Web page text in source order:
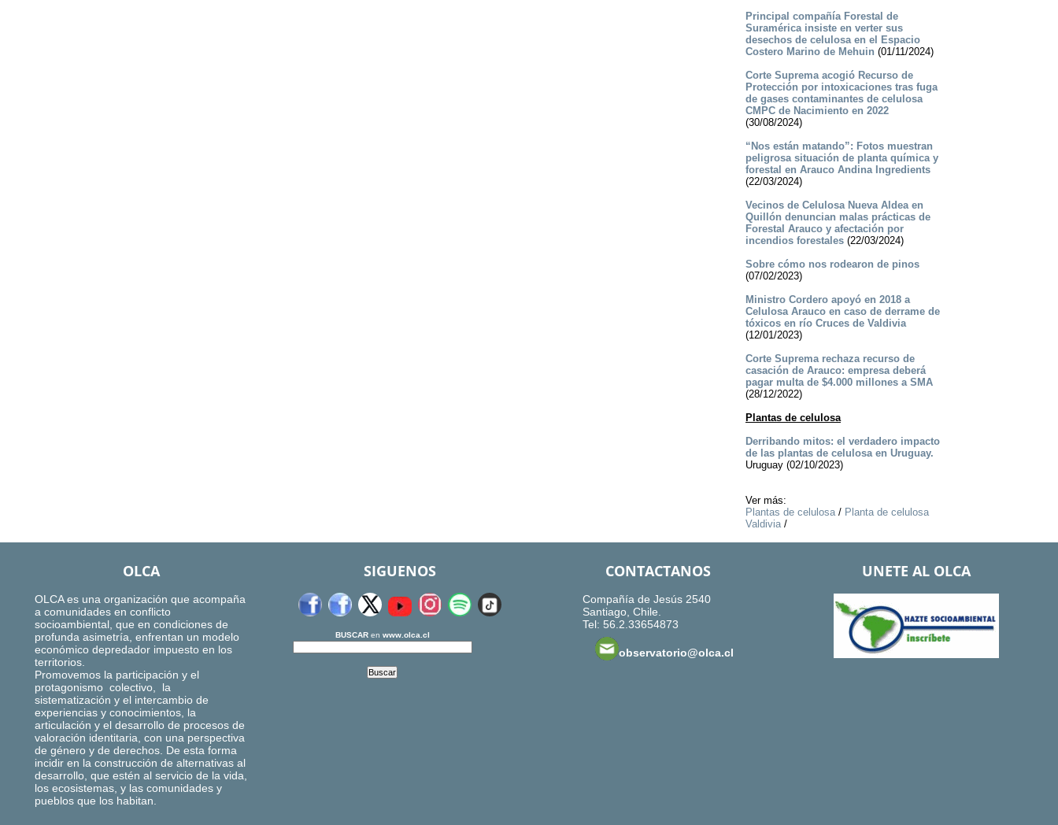
Principal compañía Forestal de
Suramérica insiste en verter sus
desechos de celulosa en el Espacio
Costero Marino de Mehuin (01/11/2024)
Corte Suprema acogió Recurso de
Protección por intoxicaciones tras fuga
de gases contaminantes de celulosa
CMPC de Nacimiento en 2022
(30/08/2024)
“Nos están matando”: Fotos muestran
peligrosa situación de planta química y
forestal en Arauco Andina Ingredients
(22/03/2024)
Vecinos de Celulosa Nueva Aldea en
Quillón denuncian malas prácticas de
Forestal Arauco y afectación por
incendios forestales(22/03/2024)
Sobre cómo nos rodearon de pinos
(07/02/2023)
Ministro Cordero apoyó en 2018 a
Celulosa Arauco en caso de derrame de
tóxicos en río Cruces de Valdivia
(12/01/2023)
Corte Suprema rechaza recurso de
casación de Arauco: empresa deberá
pagar multa de $4.000 millones a SMA
(28/12/2022)
Plantas de celulosa
Derribando mitos: el verdadero impacto
de las plantas de celulosa en Uruguay.
Uruguay (02/10/2023)
Ver más:
Plantas de celulosa/ Planta de celulosa
Valdivia/
OLCA
OLCA es una organización que acompaña
a comunidades en conflicto
socioambiental, que en condiciones de
profunda asimetría, enfrentan un modelo
económico depredador impuesto en los
territorios.
Promovemos la participación y el
protagonismo colectivo, la
sistematización y el intercambio de
experiencias y conocimientos, la
articulación y el desarrollo de procesos de
valoración identitaria, con una perspectiva
de género y de derechos. De esta forma
incidir en la construcción de alternativas al
desarrollo, que estén al servicio de la vida,
los ecosistemas, y las comunidades y
pueblos que los habitan.
SIGUENOS
BUSCARen www.olca.cl
CONTACTANOS
Compañía de Jesús 2540
Santiago, Chile.
Tel: 56.2.33654873
observatorio@olca.cl
UNETE AL OLCA